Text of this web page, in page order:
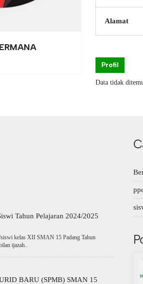
Alamat
Profil
Data tidak
Tahun Pelajaran 2024/2025
kelas XII SMAN 15 Padang Tahun
ijazah..
BARU (SPMB) SMAN 15